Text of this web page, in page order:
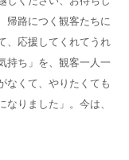
帰路につく観客たちに
、応援してくれてうれ
持ち」を、観客一人一
なくて、やりたくても
りました」。今は、